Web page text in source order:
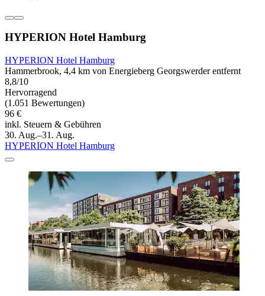
HYPERION Hotel Hamburg
HYPERION Hotel Hamburg
Hammerbrook, 4,4 km von Energieberg Georgswerder entfernt
8,8/10
Hervorragend
(1.051 Bewertungen)
96 €
inkl. Steuern & Gebühren
30. Aug.–31. Aug.
HYPERION Hotel Hamburg